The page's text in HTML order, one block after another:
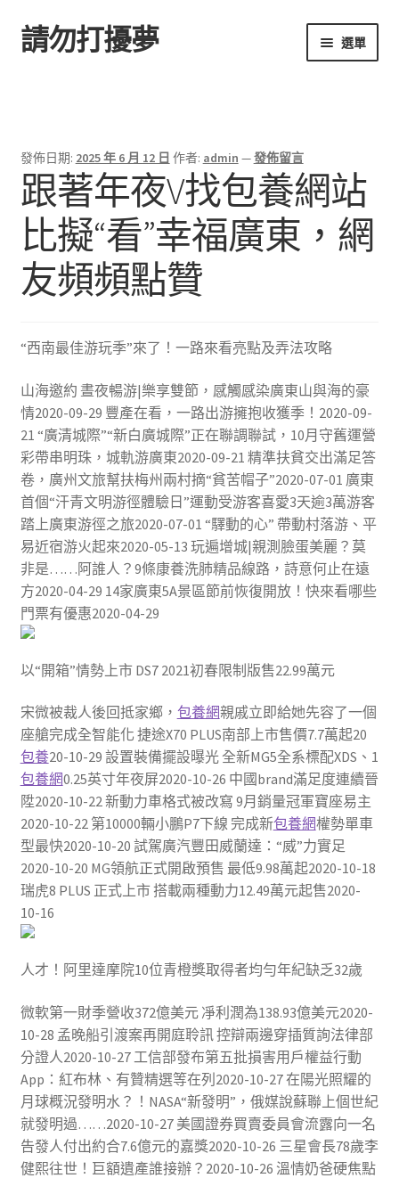
跳
至
跳
至
請勿打擾夢 選單
發佈日期: 2025 年 6 月 12 日 作者: admin —發佈留言
跟著年夜V找包養網站
比擬“看”幸福廣東，網
友頻頻點贊
“西南最佳游玩季”來了！一路來看亮點及弄法攻略
山海邀約 晝夜暢游|樂享雙節，感觸感染廣東山與海的豪
情2020-09-29 豐產在看，一路出游擁抱收獲季！2020-09-
21 “廣清城際”“新白廣城際”正在聯調聯試，10月守舊運營
彩帶串明珠，城軌游廣東2020-09-21 精準扶貧交出滿足答
卷，廣州文旅幫扶梅州兩村摘“貧苦帽子”2020-07-01 廣東
首個“汗青文明游徑體驗日”運動受游客喜愛3天逾3萬游客
踏上廣東游徑之旅2020-07-01 “驛動的心” 帶動村落游、平
易近宿游火起來2020-05-13 玩遍增城|親測臉蛋美麗？莫
非是……阿誰人？9條康養洗肺精品線路，詩意何止在遠
方2020-04-29 14家廣東5A景區節前恢復開放！快來看哪些
門票有優惠2020-04-29
​以“開箱”情勢上市 DS7 2021初春限制版售22.99萬元
宋微被裁人後回抵家鄉， 包養網親戚立即給她先容了一個
座艙完成全智能化 捷途X70 PLUS南部上市售價7.7萬起20
包養20-10-29 設置裝備擺設曝光 全新MG5全系標配XDS、1
包養網0.25英寸年夜屏2020-10-26 中國brand滿足度連續晉
陞2020-10-22 新動力車格式被改寫 9月銷量冠軍寶座易主
2020-10-22 第10000輛小鵬P7下線 完成新包養網權勢單車
型最快2020-10-20 試駕廣汽豐田威蘭達：“威”力實足
2020-10-20 MG領航正式開啟預售 最低9.98萬起2020-10-18
瑞虎8 PLUS 正式上市 搭載兩種動力12.49萬元起售2020-
10-16
人才！阿里達摩院10位青橙獎取得者均勻年紀缺乏32歲
微軟第一財季營收372億美元 凈利潤為138.93億美元2020-
10-28 孟晚船引渡案再開庭聆訊 控辯兩邊穿插質詢法律部
分證人2020-10-27 工信部發布第五批損害用戶權益行動
App：紅布林、有贊精選等在列2020-10-27 在陽光照耀的
月球概況發明水？！NASA“新發明”，俄媒說蘇聯上個世紀
就發明過……2020-10-27 美國證券買賣委員會流露向一名
告發人付出約合7.6億元的嘉獎2020-10-26 三星會長78歲李
健熙往世！巨額遺產誰接辦？2020-10-26 溫情奶爸硬焦點